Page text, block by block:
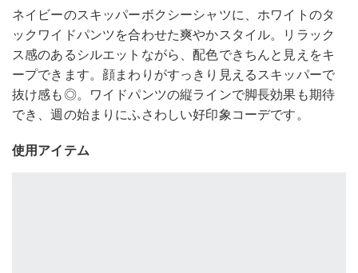
ネイビーのスキッパーボクシーシャツに、ホワイトのタ
ックワイドパンツを合わせた爽やかスタイル。リラック
ス感のあるシルエットながら、配色できちんと見えをキ
ープできます。顔まわりがすっきり見えるスキッパーで
抜け感も◎。ワイドパンツの縦ラインで脚長効果も期待
でき、週の始まりにふさわしい好印象コーデです。
使用アイテム